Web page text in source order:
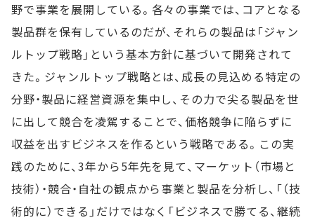
野で事業を展開している。各々の事業では、コアとなる
製品群を保有しているのだが、それらの製品は「ジャン
ルトップ戦略」という基本方針に基づいて開発されて
きた。ジャンルトップ戦略とは、成長の見込める特定の
分野・製品に経営資源を集中し、その力で尖る製品を世
に出して競合を凌駕することで、価格競争に陥らずに
収益を出すビジネスを作るという戦略である。この実
践のために、3年から5年先を見て、マーケット（市場と
技術）・競合・自社の観点から事業と製品を分析し、「（技
術的に）できる」だけではなく「ビジネスで勝てる、継続